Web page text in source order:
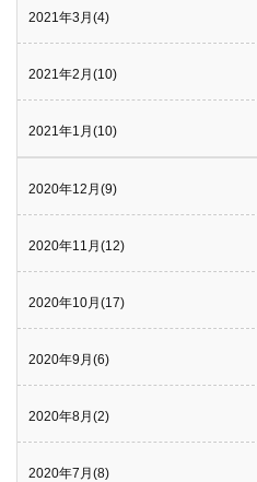
2021年3月(4)
2021年2月(10)
2021年1月(10)
2020年12月(9)
2020年11月(12)
2020年10月(17)
2020年9月(6)
2020年8月(2)
2020年7月(8)